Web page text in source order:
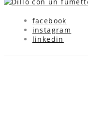
facebook
instagram
linkedin